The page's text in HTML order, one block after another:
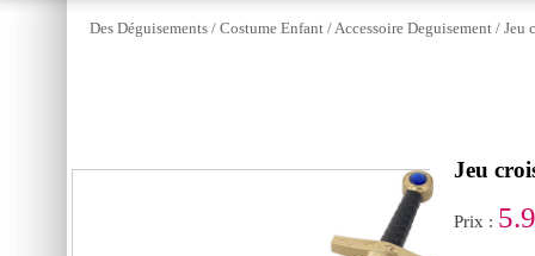
Des Déguisements / Costume Enfant /Accessoire Deguisement / Jeu
Jeu
Prix :